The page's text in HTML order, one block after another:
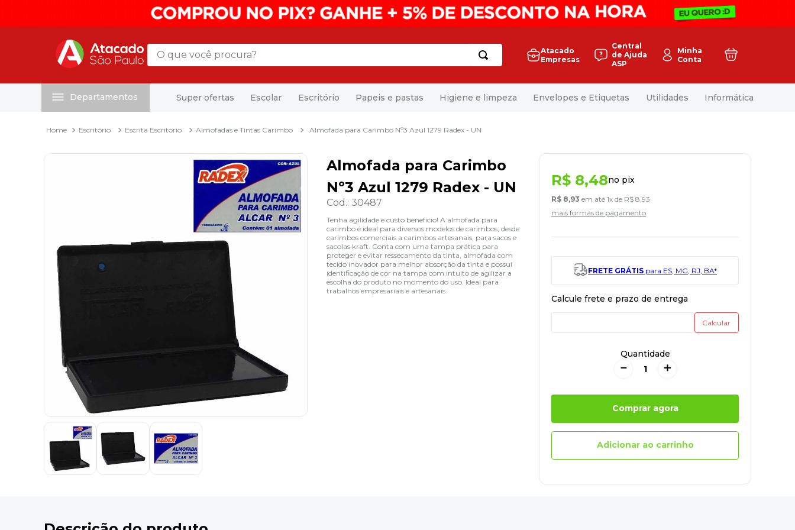
O que você procura?
Atacado
Empresas
Central
de Ajuda
ASP
Minha
Conta
Departamentos Super ofertas Escolar Escritório Papeis e pastas Higiene e limpeza Envelopes e Etiquetas Utilidades Informática
Escritório Escrita Escritorio Almofadas e Tintas Carimbo Almofada para Carimbo Nº3 Azul 1279 Radex - UN
Almofada para Carimbo
Nº3 Azul 1279 Radex - UN
Cod.:30487
Tenha agilidade e custo benefício! A almofada para
carimbo é ideal para diversos modelos de carimbos, desde
carimbos comerciais a carimbos artesanais, para sacos e
sacolas kraft. Conta com uma tampa prática para
proteger e evitar ressecamento da tinta, almofada com
tecido inovador para melhor absorção da tinta e possui
identificação de cor na tampa com intuito de agilizar a
escolha do produto no momento do uso. Ideal para
trabalhos empresariais e artesanais.
R$ 8,48no pix
R$ 8,93 em até1x de R$ 8 ,93
mais formas de pagamento
FRETE GRÁTIS para ES, MG, RJ, BA*
Quantidade
＋
－
Comprar agora
Adicionar ao carrinho
papel toalha
caixa organizadora
grampeador
marca texto